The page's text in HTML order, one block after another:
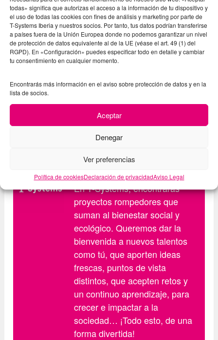
todas» significa que autorizas el acceso a la información de tu dispositivo y
el uso de todas las cookies con fines de análisis y marketing por parte de
T-Systems Iberia y nuestros socios. Por tanto, tus datos podrían transferirse
a países fuera de la Unión Europea donde no podemos garantizar un nivel
de protección de datos equivalente al de la UE (véase el art. 49 (1) del
RGPD). En «Configuración» puedes especificar todo en detalle y cambiar
tu consentimiento en cualquier momento.
Encontrarás más información en el aviso sobre protección de datos y en la
lista de socios.
Aceptar
Denegar
Ver preferencias
Política de cookiesDeclaración de privacidadAviso Legal
Por encima de todo,la Smart city requiere
objetivos claros y medibles para mejorar la
vida de las personasen todos los frentes,
desde el cambio climático, pasando por la
educación. El compromiso con la transformación
digital para mejorar la vida de los ciudadanos es
el verdadero símbolo del éxito de las Smart
T-Systems
En T-Systems, encontrarás
proyectos rompedores que
suman al bienestar social y
ecológico. Queremos dar la
bienvenida a nuevos talentos
como tú, que aporten ideas
frescas, puntos de vista
distintos, que acepten retos y
un continuo aprendizaje, para
crecer e impactar a la
sociedad… ¡Todo esto, de una
forma divertida!